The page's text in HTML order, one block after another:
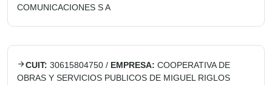
COMUNICACIONES S A
CUIT: 30615804750 / EMPRESA: COOPERATIVA DE
OBRAS Y SERVICIOS PUBLICOS DE MIGUEL RIGLOS